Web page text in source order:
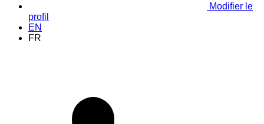
Modifier le
profil
EN
FR